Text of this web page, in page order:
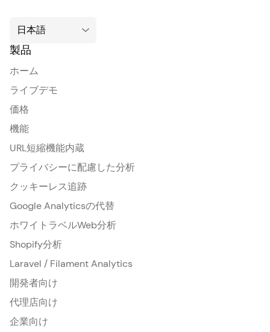
製品
ホーム
ライブデモ
価格
機能
URL短縮機能内蔵
プライバシーに配慮した分析
クッキーレス追跡
Google Analyticsの代替
ホワイトラベルWeb分析
Shopify分析
Laravel / Filament Analytics
開発者向け
代理店向け
企業向け